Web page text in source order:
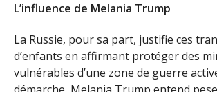
L’influence de Melania Trump
La Russie, pour sa part, justifie ces
d’enfants en affirmant protéger des
vulnérables d’une zone de guerre